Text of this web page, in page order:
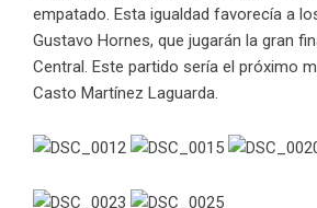
empatado. Esta igualdad favorecía a
Gustavo Hornes, que jugarán la gran
Central. Este partido sería el próximo
Casto Martínez Laguarda.